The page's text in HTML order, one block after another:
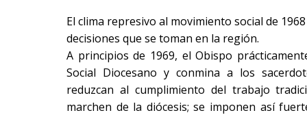
El clima represivo al movimiento social de
decisiones que se toman en la región.
A principios de 1969, el Obispo
Social Diocesano y conmina a los
reduzcan al cumplimiento del trabajo
marchen de la diócesis; se imponen así